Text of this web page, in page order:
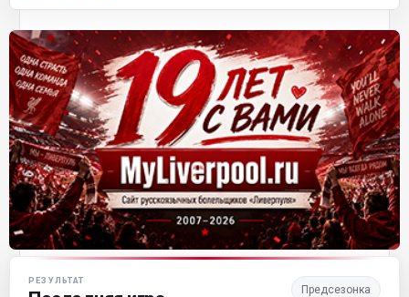
Матч-центр «Ливерпуля»
РЕЗУЛЬТАТ
Предсезонка